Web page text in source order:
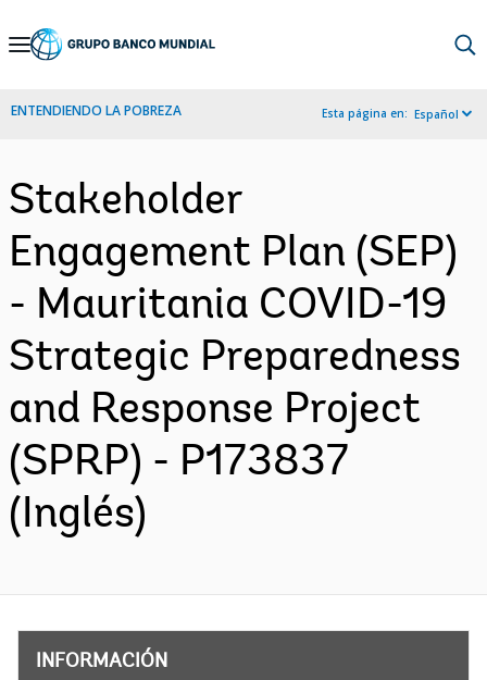
Skip
Navigation
ENTENDIENDO LA POBREZA Esta página en: Español
Stakeholder
Engagement Plan (SEP)
- Mauritania COVID-19
Strategic Preparedness
and Response Project
(SPRP) - P173837
(Inglés)
INFORMACIÓN